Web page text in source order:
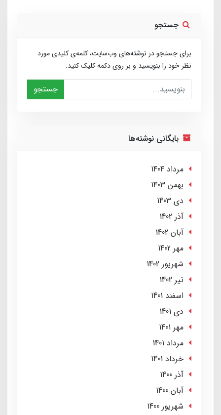
جستجو
برای جستجو در نوشته‌های وب‌سایت، کلمه‌ی کلیدی مورد
نظر خود را بنویسید و بر روی دکمه کلیک کنید.
جستجو
بایگانی نوشته‌ها
مرداد 1404
بهمن 1403
دی 1403
آذر 1402
آبان 1402
مهر 1402
شهریور 1402
تير 1402
اسفند 1401
دی 1401
مهر 1401
مرداد 1401
خرداد 1401
آذر 1400
آبان 1400
شهریور 1400